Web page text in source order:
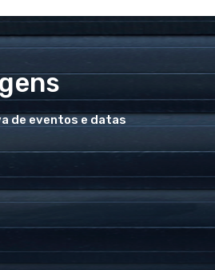
de eventos e datas